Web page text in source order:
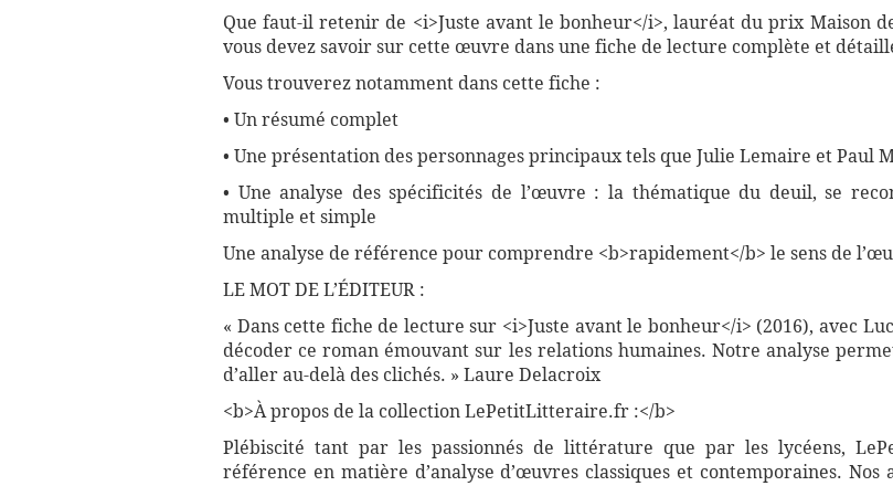
Que faut-il retenir de <i>Juste avant le bonheur</i>, lauréat du prix Maison
vous devez savoir sur cette œuvre dans une fiche de lecture complète et
Vous trouverez notamment dans cette fiche :
• Un résumé complet
• Une présentation des personnages principaux tels que Julie Lemaire et Paul
• Une analyse des spécificités de l’œuvre : la thématique du deuil, se
multiple et simple
Une analyse de référence pour comprendre <b>rapidement</b> le sens de
LE MOT DE L’ÉDITEUR :
« Dans cette fiche de lecture sur <i>Juste avant le bonheur</i> (2016), avec
décoder ce roman émouvant sur les relations humaines. Notre analyse
d’aller au-delà des clichés. » Laure Delacroix
<b>À propos de la collection LePetitLitteraire.fr :</b>
Plébiscité tant par les passionnés de littérature que par les lycéens,
référence en matière d’analyse d’œuvres classiques et contemporaines.